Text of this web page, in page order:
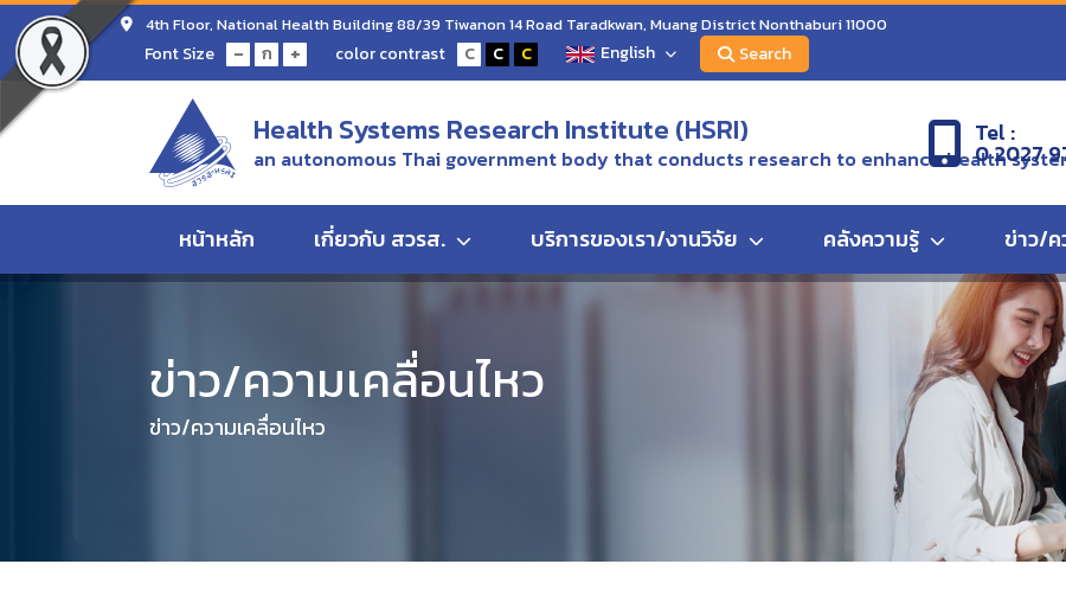
4th Floor, National Health Building 88/39 Tiwanon 14 Road Taradkwan, Muang District Nonthaburi 11000
Font Size - ก + color contrast C C C English Search
Health Systems Research Institute (HSRI)
an autonomous Thai government body that conducts research to enhance health
Tel :
0 2027
หน้าหลัก เกี่ยวกับ สวรส. บริการของเรา/งานวิจัย คลังความรู้ ข่าว/ค
ข่าว/ความเคลื่อนไหว
ข่าว/ความเคลื่อนไหว